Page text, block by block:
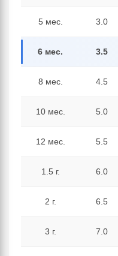
5 мес. 3.0
6 мес. 3.5
8 мес. 4.5
10 мес. 5.0
12 мес. 5.5
1.5 г. 6.0
2 г. 6.5
3 г. 7.0